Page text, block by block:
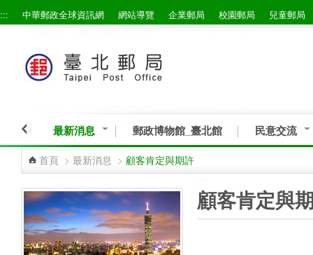
跳到主要內容區塊
::: 中華郵政全球資訊網 網站導覽 企業郵局 校園郵局 兒童郵局
最新消息 郵政博物館_臺北館 民意交流
首頁 > 最新消息 > 顧客肯定與期許
顧客肯定與